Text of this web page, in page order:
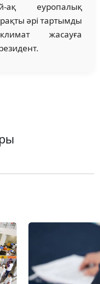
ақ еуропалық
әрі тартымды
жасауға